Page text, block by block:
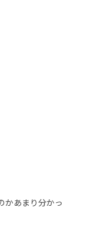
かあまり分かっ